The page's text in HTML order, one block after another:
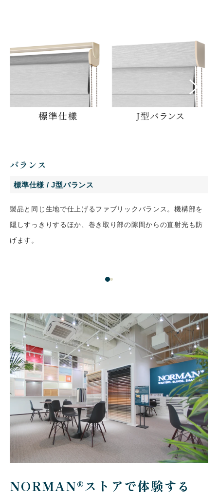
バランス
標準仕様 / J型バランス
製品と同じ生地で仕上げるファブリックバランス。機構部を
隠しすっきりするほか、巻き取り部の隙間からの直射光も防
げます。
NORMAN®ストアで体験する